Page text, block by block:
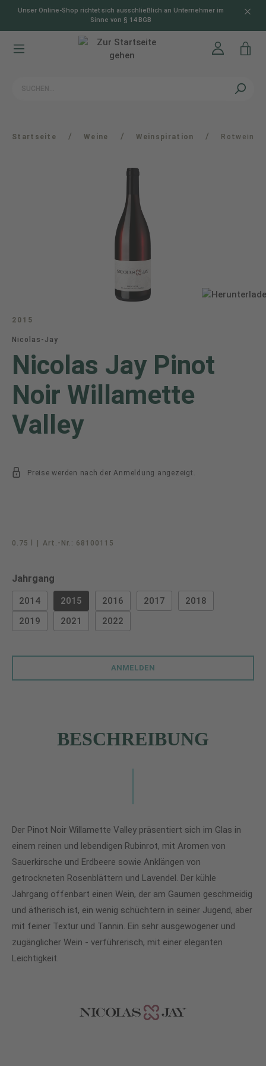
springen
Unser Online-Shop richtet sich ausschließlich an Unternehmer im
Sinne von § 14 BGB
Startseite / Weine / Weinspiration / Rotwein
2015
Nicolas-Jay
Nicolas Jay Pinot
Noir Willamette
Valley
Preise werden nach der Anmeldung angezeigt.
0.75 l Art.-Nr.: 68100115
Jahrgang
2014 2015 2016 2017
2018
2019
2021 2022
ANMELDEN
BESCHREIBUNG
Der Pinot Noir Willamette Valley präsentiert sich im Glas in
einem reinen und lebendigen Rubinrot, mit Aromen von
Sauerkirsche und Erdbeere sowie Anklängen von
getrockneten Rosenblättern und Lavendel. Der kühle
Jahrgang offenbart einen Wein, der am Gaumen geschmeidig
und ätherisch ist, ein wenig schüchtern in seiner Jugend, aber
mit feiner Textur und Tannin. Ein sehr ausgewogener und
zugänglicher Wein - verführerisch, mit einer eleganten
Leichtigkeit.